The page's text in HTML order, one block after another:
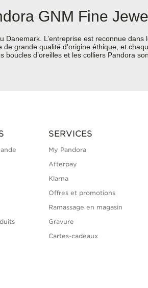
GNM Fine
L’entreprise est reconnue
grande qualité d’origine éthique, et
d’oreilles et les colliers Pandora
SERVICES
My Pandora
Afterpay
Klarna
Offres et promotions
Ramassage en magasin
Gravure
Cartes-cadeaux